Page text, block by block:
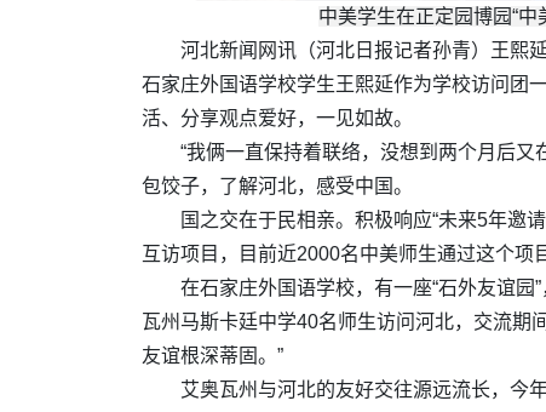
中美学生在正定园博园“
河北新闻网讯（河北日报记者孙青）王熙
石家庄外国语学校学生王熙延作为学校访问团
活、分享观点爱好，一见如故。
“我俩一直保持着联络，没想到两个月后又
包饺子，了解河北，感受中国。
国之交在于民相亲。积极响应“未来5年邀
互访项目，目前近2000名中美师生通过这个项
在石家庄外国语学校，有一座“石外友谊园
瓦州马斯卡廷中学40名师生访问河北，交流期
友谊根深蒂固。”
艾奥瓦州与河北的友好交往源远流长，今